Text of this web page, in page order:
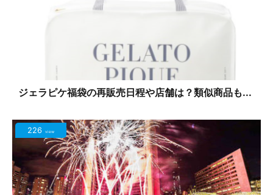
ジェラピケ福袋の再販売日程や店舗は？類似商品も...
226 view